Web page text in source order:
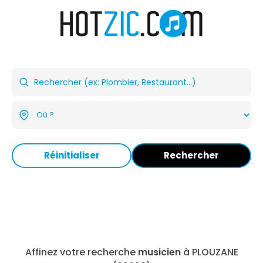
Réinitialiser Rechercher
Affinez votre recherche musicienà PLOUZANE